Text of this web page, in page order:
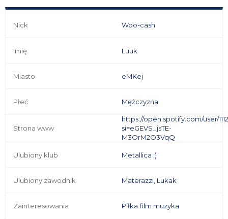
Nick Woo-cash
Imię Luuk
Miasto eMKej
Płeć Mężczyzna
Strona www
https://open.spotify.com/user/
si=eGEVS_jsTE-
M3OrM2O3VqQ
Ulubiony klub Metallica ;)
Ulubiony zawodnik Materazzi, Lukak
Zainteresowania Piłka film muzyka